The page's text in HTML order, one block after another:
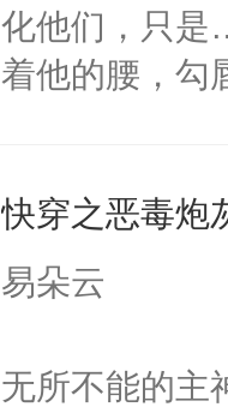
化他们，只是
着他的腰，勾
来，给老公亲
用力——为你
快穿之恶毒炮
易朵云
无所不能的主